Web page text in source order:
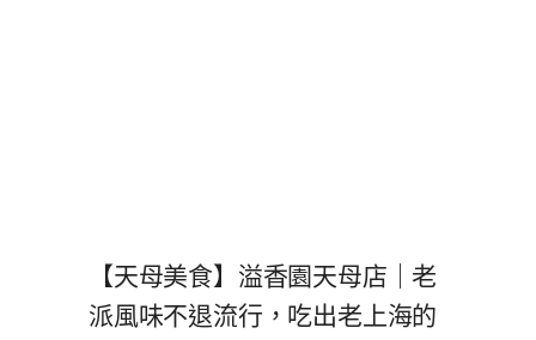
【天母美食】溢香園天母店｜老
派風味不退流行，吃出老上海的